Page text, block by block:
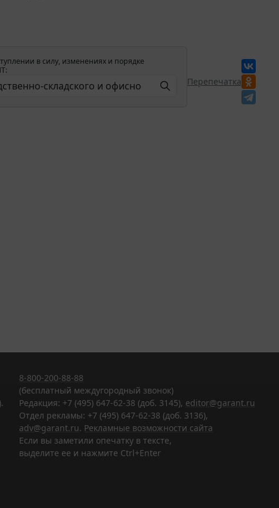
в силу, изменениях и порядке
Перепечатка
8-800-200-88-88
(бесплатный междугородный звонок)
Редакция: +7 (495) 647-62-38 (доб. 3145), editor@garant.ru
Отдел рекламы: +7 (495) 647-62-38 (доб. 3136),
adv@garant.ru. Рекламные возможности сайта
Если вы заметили опечатку в тексте,
выделите ее и нажмите Ctrl+Enter